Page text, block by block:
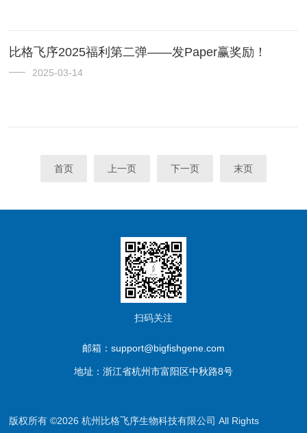
比格飞序2025福利第二弹——发Paper赢奖励！
2025-03-14
首页 上一页 下一页 末页
扫码关注
邮箱：support@bigfishgene.com
地址：浙江省杭州市富阳区中秋路8号
版权所有 ©2026 杭州比格飞序生物科技有限公司 All Rights